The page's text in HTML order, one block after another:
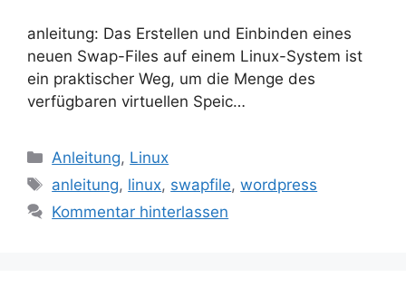
anleitung: Das Erstellen und Einbinden eines
neuen Swap-Files auf einem Linux-System ist
ein praktischer Weg, um die Menge des
verfügbaren virtuellen Speic…
Kategorien
Anleitung, Linux
Schlagwörter
anleitung, linux, swapfile,wordpress
Kommentar hinterlassen